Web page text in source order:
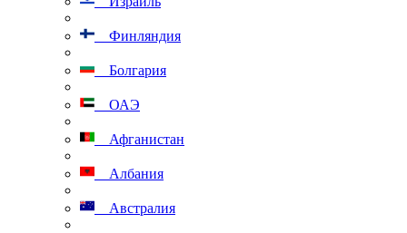
Финляндия
Болгария
ОАЭ
Афганистан
Албания
Австралия